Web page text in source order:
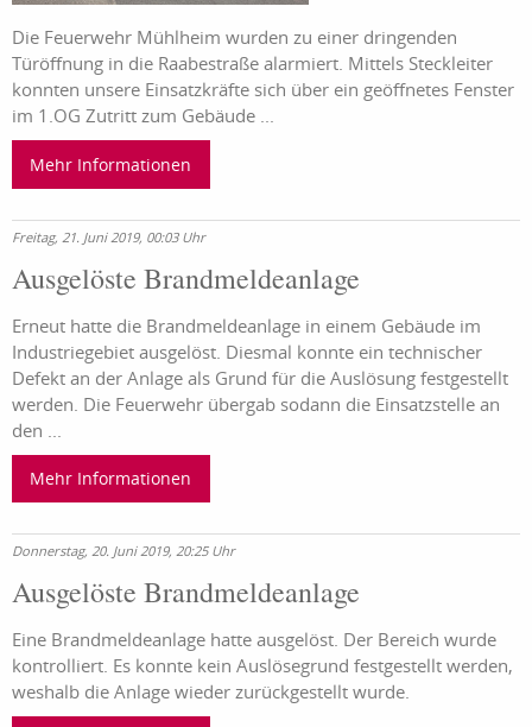
Die Feuerwehr Mühlheim wurden zu einer dringenden
Türöffnung in die Raabestraße alarmiert. Mittels Steckleiter
konnten unsere Einsatzkräfte sich über ein geöffnetes Fenster
im 1.OG Zutritt zum Gebäude ...
Mehr Informationen
Freitag, 21. Juni 2019, 00:03 Uhr
Ausgelöste Brandmeldeanlage
Erneut hatte die Brandmeldeanlage in einem Gebäude im
Industriegebiet ausgelöst. Diesmal konnte ein technischer
Defekt an der Anlage als Grund für die Auslösung festgestellt
werden. Die Feuerwehr übergab sodann die Einsatzstelle an
den ...
Mehr Informationen
Donnerstag, 20. Juni 2019, 20:25 Uhr
Ausgelöste Brandmeldeanlage
Eine Brandmeldeanlage hatte ausgelöst. Der Bereich wurde
kontrolliert. Es konnte kein Auslösegrund festgestellt werden,
weshalb die Anlage wieder zurückgestellt wurde.